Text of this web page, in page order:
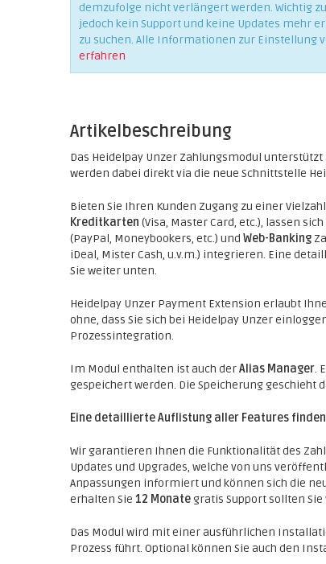
demzufolge nicht verlängert werden. Wichtig
jedoch kein Support und keine Updates mehr
zu suchen. Alle Informationen zur Einstellung
erfahren
Artikelbeschreibung
Das Heidelpay Unzer Zahlungsmodul
werden dabei direkt via die neue Schnittstelle
Bieten Sie Ihren Kunden Zugang zu einer
Kreditkarten (Visa, Master Card, etc.), lassen
(PayPal, Moneybookers, etc.) und Web-Banking
iDeal, Mister Cash, u.v.m.) integrieren. Eine
Sie weiter unten.
Heidelpay Unzer Payment Extension erlaubt
ohne, dass Sie sich bei Heidelpay Unzer
Prozessintegration.
Im Modul enthalten ist auch derAlias Manager.
gespeichert werden. Die Speicherung
Eine detaillierte Auflistung aller Features
Wir garantieren Ihnen die Funktionalität des
Updates und Upgrades, welche von uns
Anpassungen informiert und können sich die
erhalten Sie 12 Monategratis Support sollten
Das Modul wird mit einer ausführlichen
Prozess führt. Optional können Sie auch den